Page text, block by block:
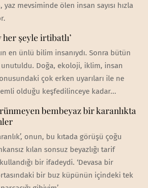
yaz mevsiminde ölen insan sayısı hızla
her şeyle irtibatlı’
en ünlü bilim insanıydı. Sonra bütün
Doğa, ekoloji, iklim, insan
çok erken uyarıları ile ne
olduğu keşfedilinceye kadar...
bembeyaz bir karanlıkta
onun, bu kıtada görüşü çoğu
kılan sonsuz beyazlığı tarif
bir ifadeydi. ‘Devasa bir
bir buz küpünün içindeki tek